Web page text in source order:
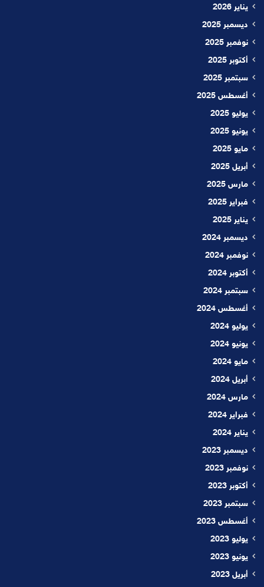
يناير 2026
ديسمبر 2025
نوفمبر 2025
أكتوبر 2025
سبتمبر 2025
أغسطس 2025
يوليو 2025
يونيو 2025
مايو 2025
أبريل 2025
مارس 2025
فبراير 2025
يناير 2025
ديسمبر 2024
نوفمبر 2024
أكتوبر 2024
سبتمبر 2024
أغسطس 2024
يوليو 2024
يونيو 2024
مايو 2024
أبريل 2024
مارس 2024
فبراير 2024
يناير 2024
ديسمبر 2023
نوفمبر 2023
أكتوبر 2023
سبتمبر 2023
أغسطس 2023
يوليو 2023
يونيو 2023
أبريل 2023